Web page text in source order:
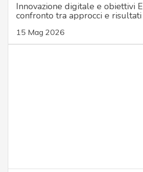
Innovazione digitale e obiettivi
confronto tra approcci e risultati
15 Mag 2026